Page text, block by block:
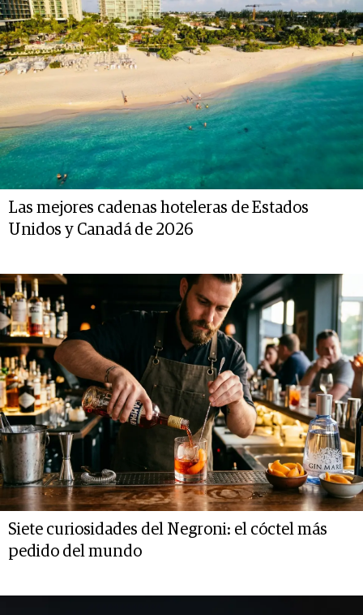
Las mejores cadenas hoteleras de Estados
Unidos y Canadá de 2026
Siete curiosidades del Negroni: el cóctel más
pedido del mundo